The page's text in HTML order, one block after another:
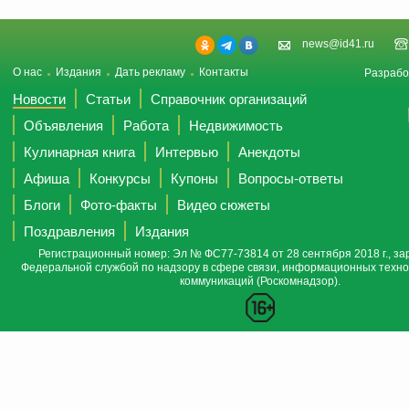
news@id41.ru
О нас Издания Дать рекламу Контакты
Новости Статьи
Справочник организаций
Объявления
Работа
Недвижимость
Кулинарная книга
Интервью
Анекдоты
Афиша
Конкурсы Купоны
Вопросы-ответы
Блоги
Фото-факты
Видео сюжеты
Поздравления
Издания
Регистрационный номер: Эл № ФС77-73814 от 28 сентября 2018 г.,
Федеральной службой по надзору в сфере связи, информационных
коммуникаций (Роскомнадзор).